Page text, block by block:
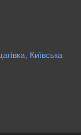
Київська